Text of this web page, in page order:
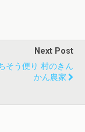
Next Post
そう便り 村のきん
かん農家